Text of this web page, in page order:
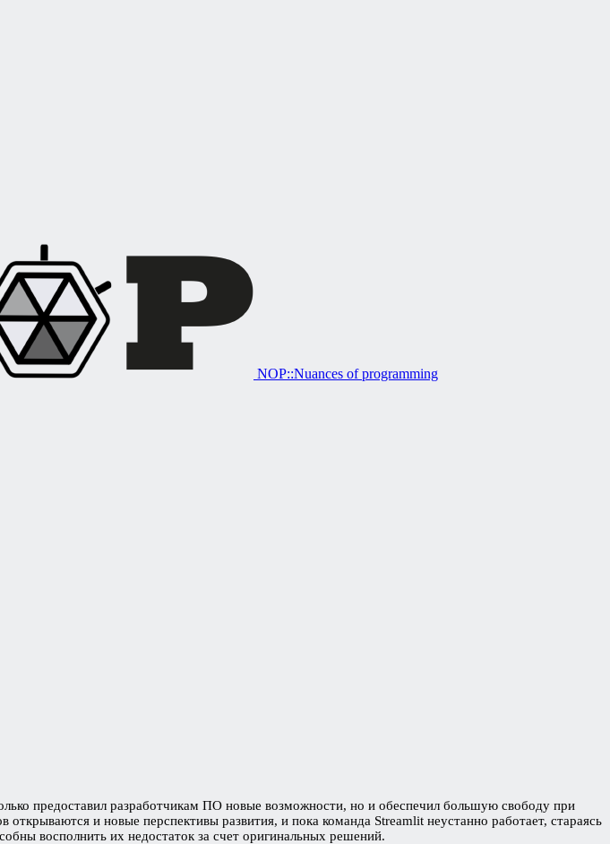
NOP::Nuances of programming
предоставил разработчикам ПО новые возможности, но и обеспечил большую свободу при
и новые перспективы развития, и пока команда Streamlit неустанно работает, стараясь
восполнить их недостаток за счет оригинальных решений.